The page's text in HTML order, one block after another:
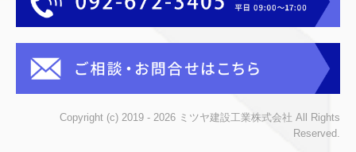
Copyright (c) 2019 - 2026 ミツヤ建設工業株式会社 All Rights
Reserved.